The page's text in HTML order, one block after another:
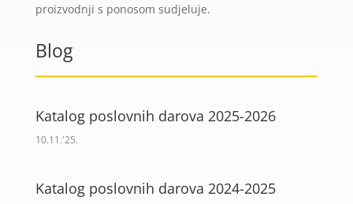
proizvodnji s ponosom sudjeluje.
Blog
Katalog poslovnih darova 2025-2026
10.11.'25.
Katalog poslovnih darova 2024-2025